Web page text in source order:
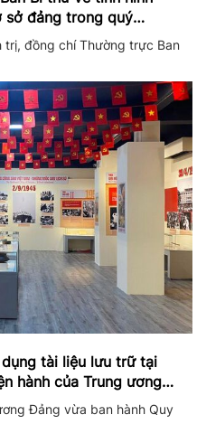
sở đảng trong quý
trị, đồng chí Thường trực Ban
tài liệu lưu trữ tại
hành của Trung ương
ương Đảng
Đảng vừa ban hành Quy